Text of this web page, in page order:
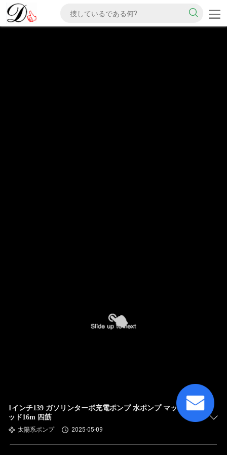
1インチ139 ガソリンターボ充電ポンプ 水ポンプ マックスヘ
ッド16m 四筋
太陽系ポンプ 2025-05-09